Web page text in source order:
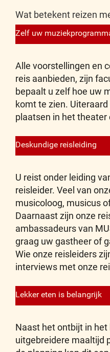
Wat betekent reizen
Zelf uw
Alle voorstellingen en
reis aanbieden, zijn
bepaalt u zelf hoe uw
komt te zien.
plaatsen in het theater
Deskundige reisleiding
U reist onder leiding
reisleider. Veel van
musicoloog, musicus
Daarnaast zijn onze
ambassadeurs van
graag uw gastheer of
Wie onze reisleiders
interviews met onze
Lekker eten is belangrijk
Naast het ontbijt in
uitgebreidere maaltijd